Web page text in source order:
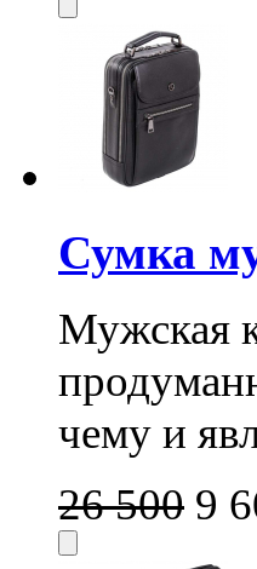
Сумка
Мужская
чему и
26 500 9